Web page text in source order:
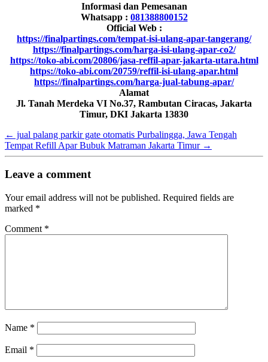
Informasi dan Pemesanan
Whatsapp : 081388800152
Official Web :
https://finalpartings.com/tempat-isi-ulang-apar-tangerang/
https://finalpartings.com/harga-isi-ulang-apar-co2/
https://toko-abi.com/20806/jasa-reffil-apar-jakarta-utara.html
https://toko-abi.com/20759/reffil-isi-ulang-apar.html
https://finalpartings.com/harga-jual-tabung-apar/
Alamat
Jl. Tanah Merdeka VI No.37, Rambutan Ciracas, Jakarta
Timur, DKI Jakarta 13830
← jual palang parkir gate otomatis Purbalingga, Jawa Tengah
Tempat Refill Apar Bubuk Matraman Jakarta Timur →
Leave a comment
Your email address will not be published. Required fields are
marked *
Comment *
Name *
Email *